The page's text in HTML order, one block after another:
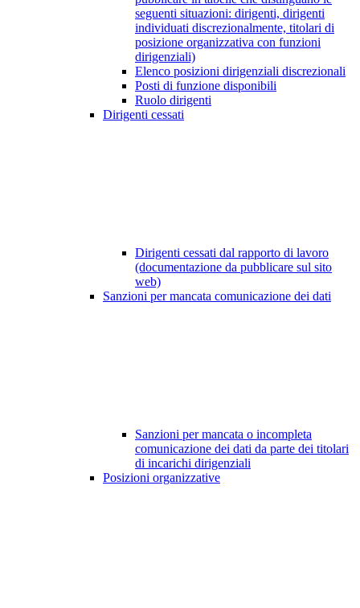
seguenti situazioni: dirigenti, dirigenti
individuati discrezionalmente, titolari di
posizione organizzativa con funzioni
dirigenziali)
Elenco posizioni dirigenziali discrezionali
Posti di funzione disponibili
Ruolo dirigenti
Dirigenti cessati
Dirigenti cessati dal rapporto di lavoro
(documentazione da pubblicare sul sito
web)
Sanzioni per mancata comunicazione dei dati
Sanzioni per mancata o incompleta
comunicazione dei dati da parte dei titolari
di incarichi dirigenziali
Posizioni organizzative